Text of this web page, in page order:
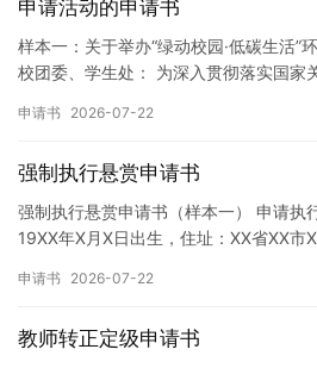
申请活动的申请书
样本一：关于举办“绿动校园·低碳生活”
校团委、学生处： 为深入贯彻落实国家
申请书 2026-07-22
强制执行悬赏申请书
强制执行悬赏申请书（样本一） 申请执
19XX年X月X日出生，住址：XX省XX市
申请书 2026-07-22
教师转正定级申请书